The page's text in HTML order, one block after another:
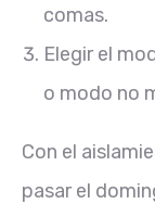
comas.
Elegir el
o modo no
Con el
pasar el